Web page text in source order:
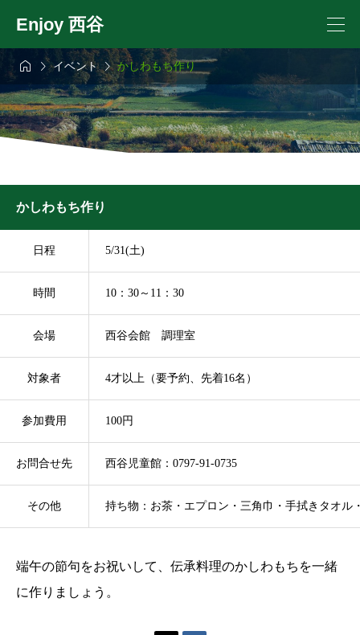
Enjoy 西谷
 イベントかしわもち作り
かしわもち作り
日程 5/31(土)
時間 10：30～11：30
会場 西谷会館 調理室
対象者 4才以上（要予約、先着16名）
参加費用 100円
お問合せ先 西谷児童館：0797-91-0735
その他 持ち物：お茶・エプロン・三角巾・手拭きタオル
端午の節句をお祝いして、伝承料理のかしわもちを一緒
に作りましょう。